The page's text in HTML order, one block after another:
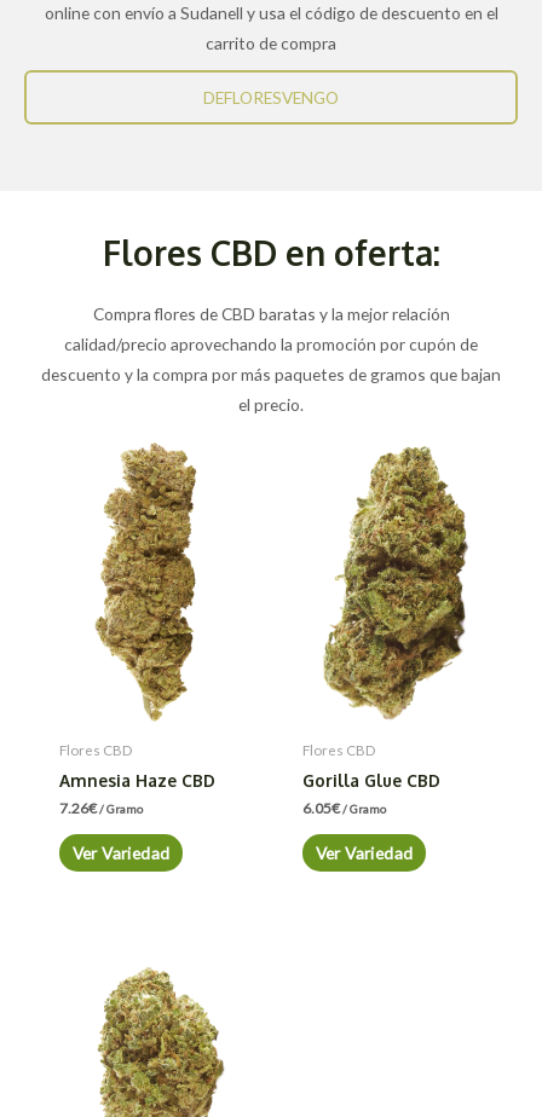
online con envío a Sudanell y usa el código de descuento en el
carrito de compra
DEFLORESVENGO
Flores CBD en oferta:
Compra flores de CBD baratas y la mejor relación
calidad/precio aprovechando la promoción por cupón de
descuento y la compra por más paquetes de gramos que bajan
el precio.
Flores CBD
Amnesia Haze CBD
7.26€/ Gramo
Ver Variedad
Flores CBD
Gorilla Glue CBD
6.05€/ Gramo
Ver Variedad